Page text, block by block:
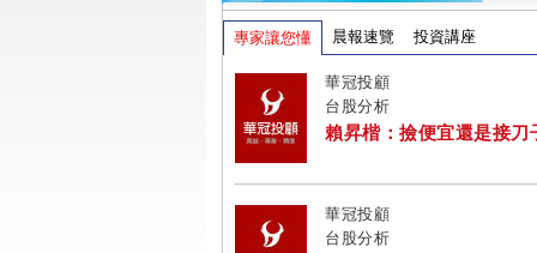
專家讓您懂 晨報速覽 投資講座
華冠投顧
台股分析
賴昇楷：撿便宜還是接刀
華冠投顧
台股分析